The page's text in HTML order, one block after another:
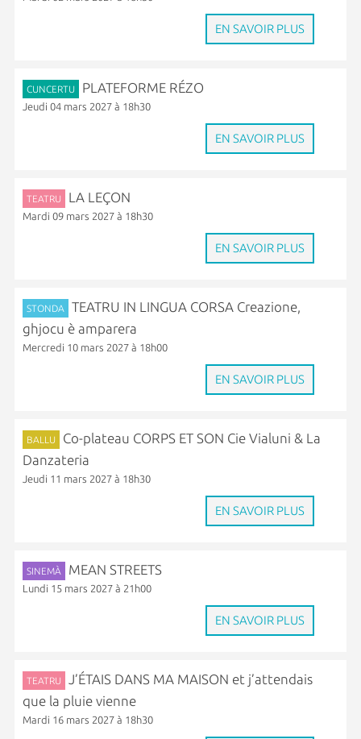
EN SAVOIR PLUS
CUNCERTU PLATEFORME RÉZO
Jeudi 04 mars 2027 à 18h30
EN SAVOIR PLUS
TEATRU LA LEÇON
Mardi 09 mars 2027 à 18h30
EN SAVOIR PLUS
STONDA
TEATRU IN LINGUA CORSA Creazione,
ghjocu è amparera
Mercredi 10 mars 2027 à 18h00
EN SAVOIR PLUS
BALLU
Co-plateau CORPS ET SON Cie Vialuni & La
Danzateria
Jeudi 11 mars 2027 à 18h30
EN SAVOIR PLUS
SINEMÀ MEAN STREETS
Lundi 15 mars 2027 à 21h00
EN SAVOIR PLUS
TEATRU
J’ÉTAIS DANS MA MAISON et j’attendais
que la pluie vienne
Mardi 16 mars 2027 à 18h30